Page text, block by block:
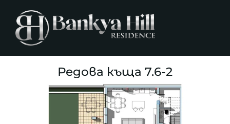
Редова къща 7.6-2